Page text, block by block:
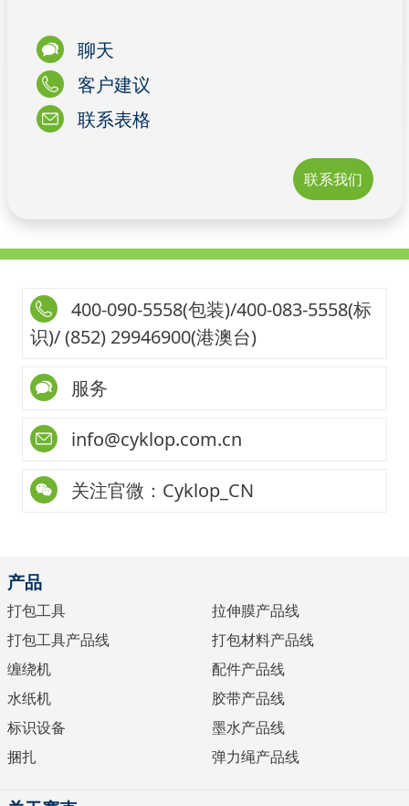
聊天
客户建议
联系表格
联系我们
400-090-5558(包装)/400-083-5558(标
识)/ (852) 29946900(港澳台)
服务
info@cyklop.com.cn
关注官微：Cyklop_CN
产品
打包工具
打包工具产品线
缠绕机
水纸机
标识设备
捆扎
拉伸膜产品线
打包材料产品线
配件产品线
胶带产品线
墨水产品线
弹力绳产品线